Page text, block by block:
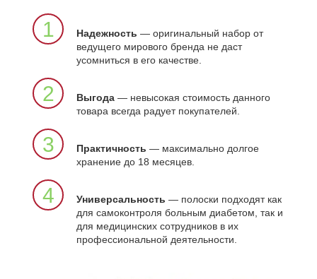
1 Надежность — оригинальный набор от
ведущего мирового бренда не даст
усомниться в его качестве.
2 Выгода — невысокая стоимость данного
товара всегда радует покупателей.
3 Практичность — максимально долгое
хранение до 18 месяцев.
4 Универсальность — полоски подходят как
для самоконтроля больным диабетом, так и
для медицинских сотрудников в их
профессиональной деятельности.